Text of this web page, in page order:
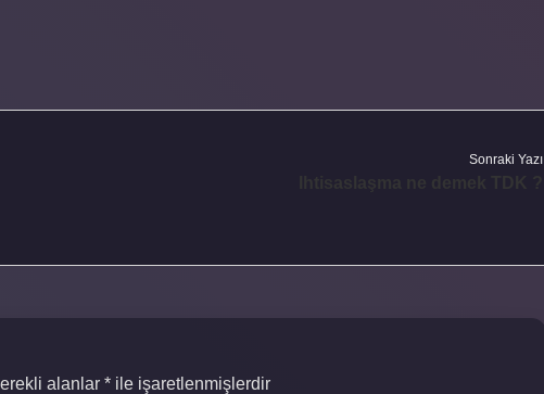
Sonraki Yazı
alanlar * ile işaretlenmişlerdir